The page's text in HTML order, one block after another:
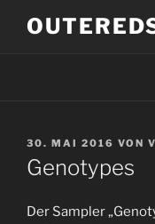
Inhalt
VERÖFFENTLICHT
AM
30. MAI 2016 VON
Genotypes
Der Sampler